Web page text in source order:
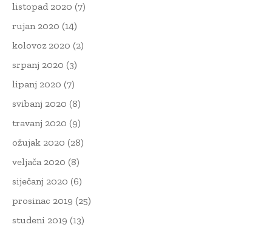
listopad 2020 (7)
rujan 2020 (14)
kolovoz 2020 (2)
srpanj 2020 (3)
lipanj 2020 (7)
svibanj 2020 (8)
travanj 2020 (9)
ožujak 2020 (28)
veljača 2020 (8)
siječanj 2020 (6)
prosinac 2019 (25)
studeni 2019 (13)